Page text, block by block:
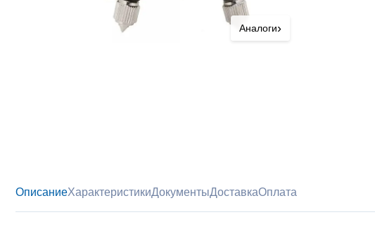
Аналоги›
ОписаниеХарактеристикиДокументыДоставкаОплата